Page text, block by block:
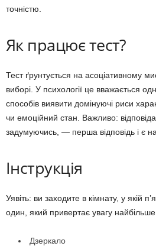
точністю.
Як працює тест?
Тест ґрунтується на асоціативному
виборі. У психології це вважається
способів виявити домінуючі риси
чи емоційний стан. Важливо:
задумуючись, — перша відповідь і є
Інструкція
Уявіть: ви заходите в кімнату, у якій
один, який привертає увагу
Дзеркало